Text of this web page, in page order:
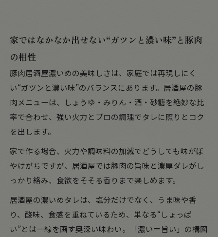
家ではなかなか出せない“ガツンと濃い味”と豚肉
の相性
豚肉居酒屋濃いめの美味しさは、家庭では再現しにく
い“ガツンと濃い味”のバランスにあります。居酒屋の豚
肉メニューは、しょうゆ・みりん・酒・砂糖を絶妙な比
率で合わせ、強い火力とプロの調理でタレに照りとコク
を出します。
家で作る場合、火力や調味料の加減でどうしても味がぼ
やけがちですが、居酒屋では豚肉の旨味と濃厚ダレがし
っかり絡み、食欲をそそる香りまで楽しめます。
居酒屋の濃いめタレは、塩分だけでなく、うま味や香
り、酸味、食感を重ねているため、単なる“しょっぱ
い”とは一線を画す奥深い味わい。「濃い＝旨い」の構図